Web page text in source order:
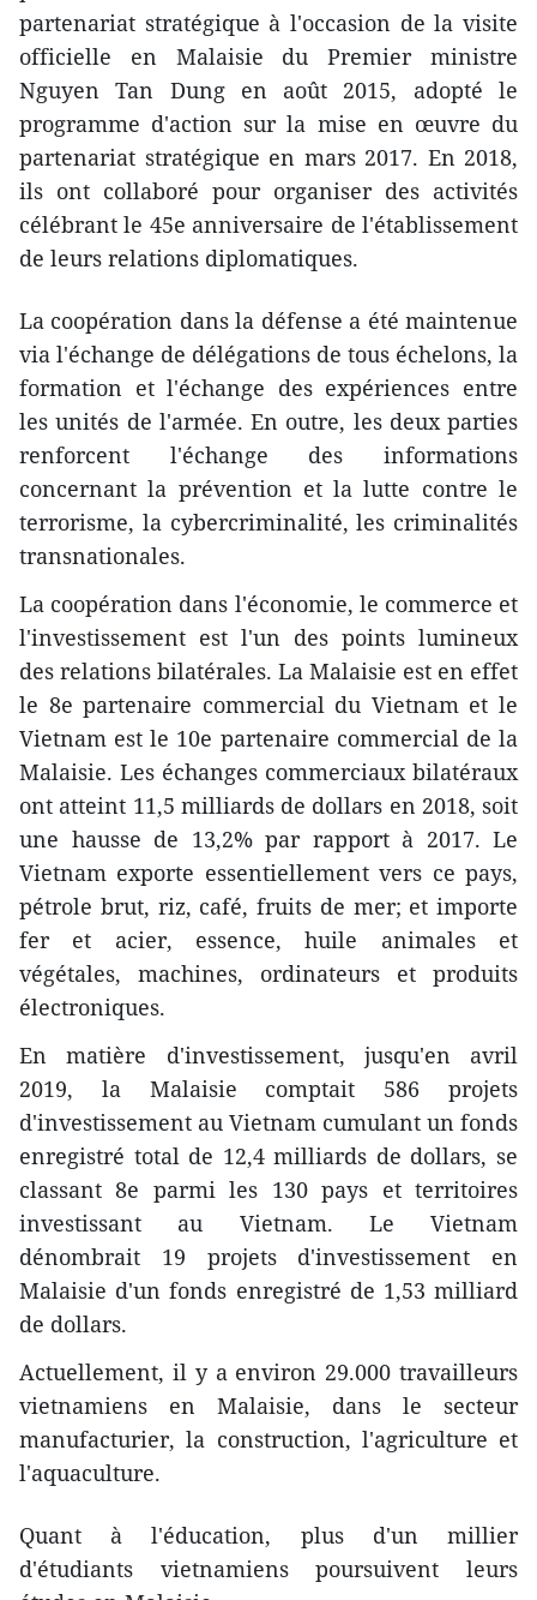
partenariat stratégique à l'occasion de la visite
officielle en Malaisie du Premier ministre
Nguyen Tan Dung en août 2015, adopté le
programme d'action sur la mise en œuvre du
partenariat stratégique en mars 2017. En 2018,
ils ont collaboré pour organiser des activités
célébrant le 45e anniversaire de l'établissement
de leurs relations diplomatiques.
La coopération dans la défense a été maintenue
via l'échange de délégations de tous échelons, la
formation et l'échange des expériences entre
les unités de l'armée. En outre, les deux parties
renforcent l'échange des informations
concernant la prévention et la lutte contre le
terrorisme, la cybercriminalité, les criminalités
transnationales.
La coopération dans l'économie, le commerce et
l'investissement est l'un des points lumineux
des relations bilatérales. La Malaisie est en effet
le 8e partenaire commercial du Vietnam et le
Vietnam est le 10e partenaire commercial de la
Malaisie. Les échanges commerciaux bilatéraux
ont atteint 11,5 milliards de dollars en 2018, soit
une hausse de 13,2% par rapport à 2017. Le
Vietnam exporte essentiellement vers ce pays,
pétrole brut, riz, café, fruits de mer; et importe
fer et acier, essence, huile animales et
végétales, machines, ordinateurs et produits
électroniques.
En matière d'investissement, jusqu'en avril
2019, la Malaisie comptait 586 projets
d'investissement au Vietnam cumulant un fonds
enregistré total de 12,4 milliards de dollars, se
classant 8e parmi les 130 pays et territoires
investissant au Vietnam. Le Vietnam
dénombrait 19 projets d'investissement en
Malaisie d'un fonds enregistré de 1,53 milliard
de dollars.
Actuellement, il y a environ 29.000 travailleurs
vietnamiens en Malaisie, dans le secteur
manufacturier, la construction, l'agriculture et
l'aquaculture.
Quant à l'éducation, plus d'un millier
d'étudiants vietnamiens poursuivent leurs